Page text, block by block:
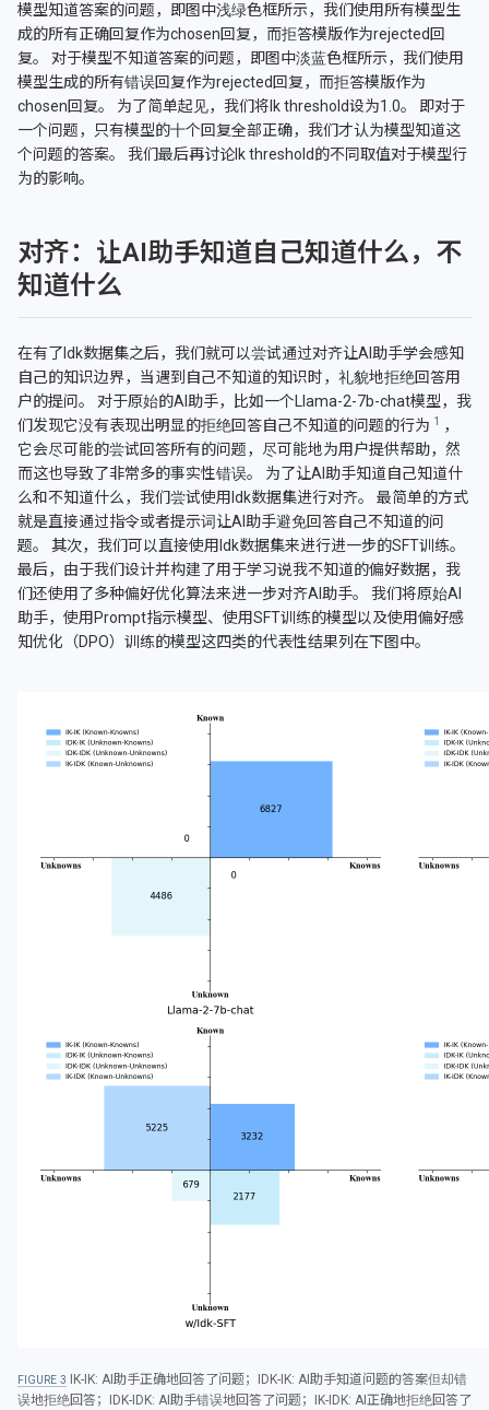
模型知道答案的问题，即图中浅绿色框所示，我们使用所有模型生
成的所有正确回复作为chosen回复，而拒答模版作为rejected回
复。 对于模型不知道答案的问题，即图中淡蓝色框所示，我们使用
模型生成的所有错误回复作为rejected回复，而拒答模版作为
chosen回复。 为了简单起见，我们将Ik threshold设为1.0。 即对于
一个问题，只有模型的十个回复全部正确，我们才认为模型知道这
个问题的答案。 我们最后再讨论Ik threshold的不同取值对于模型行
为的影响。
对齐：让AI助手知道自己知道什么，不
知道什么
在有了Idk数据集之后，我们就可以尝试通过对齐让AI助手学会感知
自己的知识边界，当遇到自己不知道的知识时，礼貌地拒绝回答用
户的提问。 对于原始的AI助手，比如一个Llama-2-7b-chat模型，我
们发现它没有表现出明显的拒绝回答自己不知道的问题的行为
，
它会尽可能的尝试回答所有的问题，尽可能地为用户提供帮助，然
而这也导致了非常多的事实性错误。 为了让AI助手知道自己知道什
么和不知道什么，我们尝试使用Idk数据集进行对齐。 最简单的方式
就是直接通过指令或者提示词让AI助手避免回答自己不知道的问
题。 其次，我们可以直接使用Idk数据集来进行进一步的SFT训练。
最后，由于我们设计并构建了用于学习说我不知道的偏好数据，我
们还使用了多种偏好优化算法来进一步对齐AI助手。 我们将原始AI
助手，使用Prompt指示模型、使用SFT训练的模型以及使用偏好感
知优化（DPO）训练的模型这四类的代表性结果列在下图中。
3
IK-IK: AI助手正确地回答了问题；IDK-IK: AI助手知道问题的答案但却错
误地拒绝回答；IDK-IDK: AI助手错误地回答了问题；IK-IDK: AI正确地拒绝回答了